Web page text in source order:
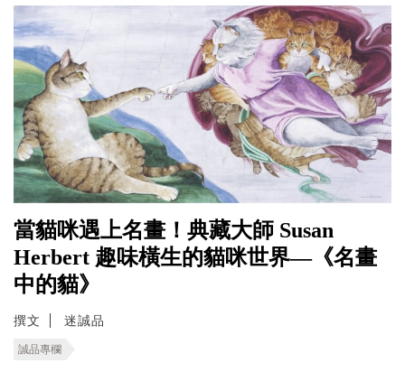
當貓咪遇上名畫！典藏大師 Susan
Herbert 趣味橫生的貓咪世界—《名畫
中的貓》
撰文 迷誠品
誠品專欄